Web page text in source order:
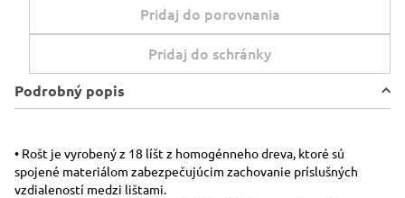
Pridaj do porovnania
Pridaj do schránky
Podrobný popis
• Rošt je vyrobený z 18 líšt z homogénneho dreva, ktoré sú
spojené materiálom zabezpečujúcim zachovanie príslušných
vzdialeností medzi lištami.